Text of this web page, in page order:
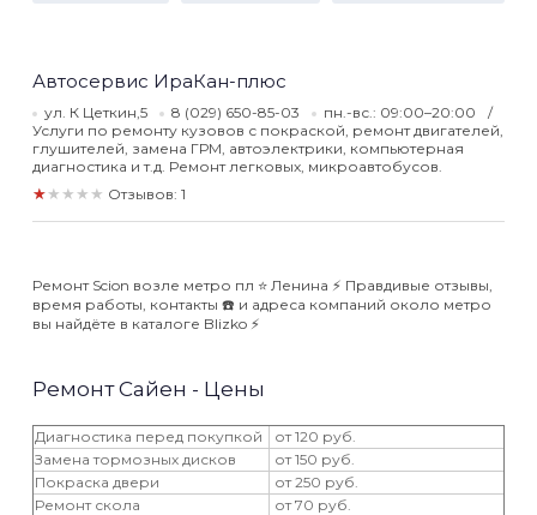
Автосервис ИраКан-плюс
ул. К Цеткин,5 8 (029) 650-85-03
пн.-вс.: 09:00–20:00
Услуги по ремонту кузовов с покраской, ремонт двигателей,
глушителей, замена ГРМ, автоэлектрики, компьютерная
диагностика и т.д. Ремонт легковых, микроавтобусов.
★★★★★ Отзывов: 1
Ремонт Scion возле метро пл ⭐️ Ленина ⚡️ Правдивые отзывы,
время работы, контакты ☎️ и адреса компаний около метро
вы найдёте в каталоге Blizko ⚡️
Ремонт Сайен - Цены
Диагностика перед покупкой
от 120 руб.
Замена тормозных дисков
от 150 руб.
Покраска двери
от 250 руб.
Ремонт скола
от 70 руб.